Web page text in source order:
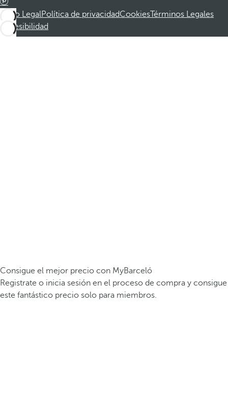
Aviso LegalPolítica de privacidadCookiesTérminos Legales
Accesibilidad
Consigue el mejor precio con MyBarceló
Registrate o inicia sesión en el proceso de compra y consigue
este fantástico precio solo para miembros.